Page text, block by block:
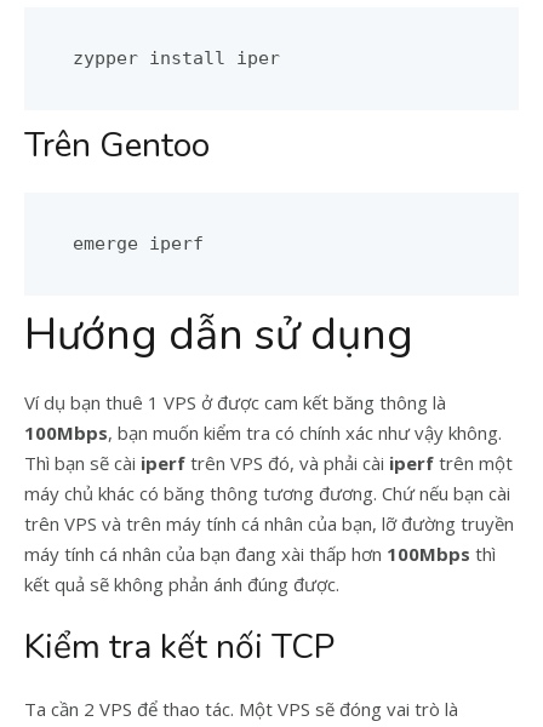
zypper install iper
Trên Gentoo
emerge iperf
Hướng dẫn sử dụng
Ví dụ bạn thuê 1 VPS ở được cam kết băng thông là
100Mbps, bạn muốn kiểm tra có chính xác như vậy không.
Thì bạn sẽ cài iperf trên VPS đó, và phải cài iperf trên một
máy chủ khác có băng thông tương đương. Chứ nếu bạn cài
trên VPS và trên máy tính cá nhân của bạn, lỡ đường truyền
máy tính cá nhân của bạn đang xài thấp hơn 100Mbps thì
kết quả sẽ không phản ánh đúng được.
Kiểm tra kết nối TCP
Ta cần 2 VPS để thao tác. Một VPS sẽ đóng vai trò là